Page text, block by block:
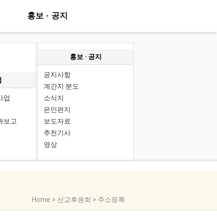
홍보 · 공지
업
보고
홍보 · 공지
공지사항
계간지 분도
소식지
은인편지
보도자료
추천기사
영상
Home > 선교후원회 > 주소등록